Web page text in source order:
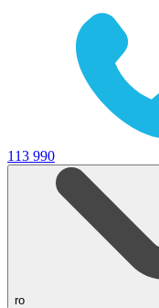
113 990
ro